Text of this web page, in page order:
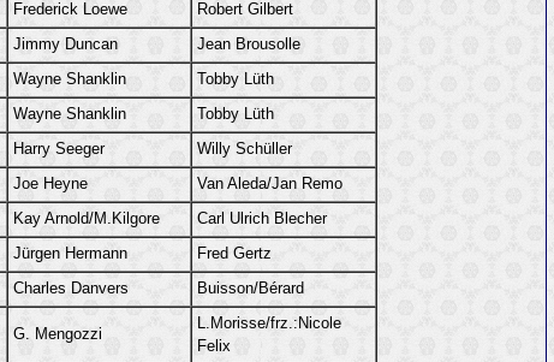
Frederick Loewe Robert Gilbert
Jimmy Duncan Jean Brousolle
Wayne Shanklin Tobby Lüth
Wayne Shanklin Tobby Lüth
Harry Seeger Willy Schüller
Joe Heyne Van Aleda/Jan Remo
Kay Arnold/M.Kilgore Carl Ulrich Blecher
Jürgen Hermann Fred Gertz
Charles Danvers Buisson/Bérard
G. Mengozzi
L.Morisse/frz.:Nicole
Felix